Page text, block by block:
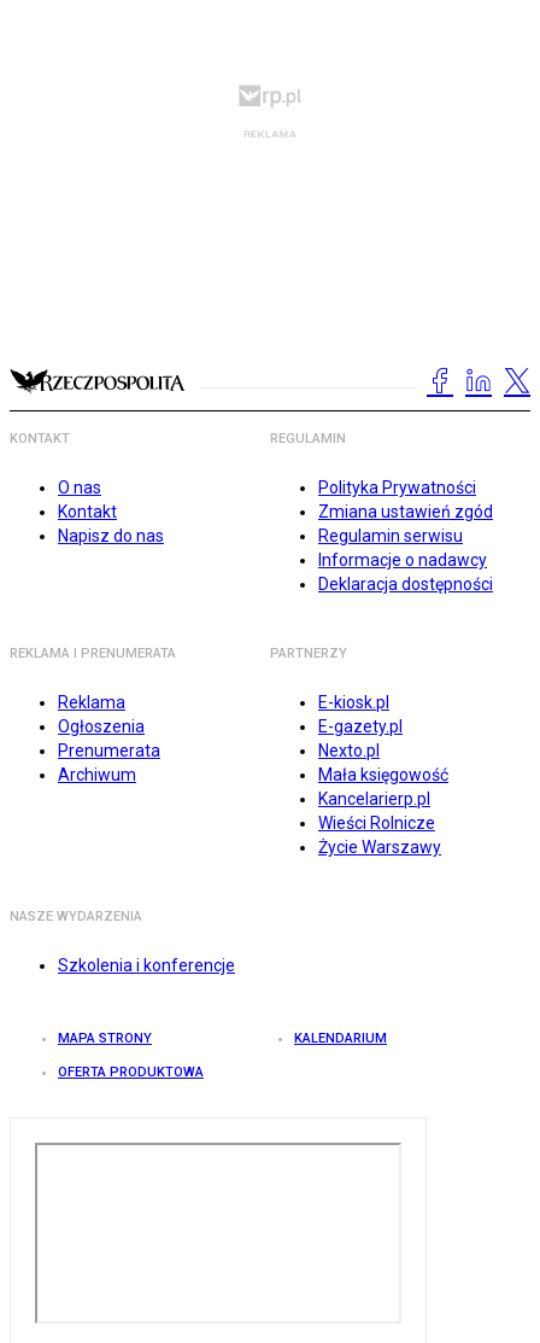
KONTAKT
O nas
Kontakt
Napisz do nas
REGULAMIN
Polityka Prywatności
Zmiana ustawień zgód
Regulamin serwisu
Informacje o nadawcy
Deklaracja dostępności
REKLAMA I PRENUMERATA
Reklama
Ogłoszenia
Prenumerata
Archiwum
PARTNERZY
E-kiosk.pl
E-gazety.pl
Nexto.pl
Mała księgowość
Kancelarierp.pl
Wieści Rolnicze
Życie Warszawy
NASZE WYDARZENIA
Szkolenia i konferencje
MAPA STRONY KALENDARIUM
OFERTA PRODUKTOWA